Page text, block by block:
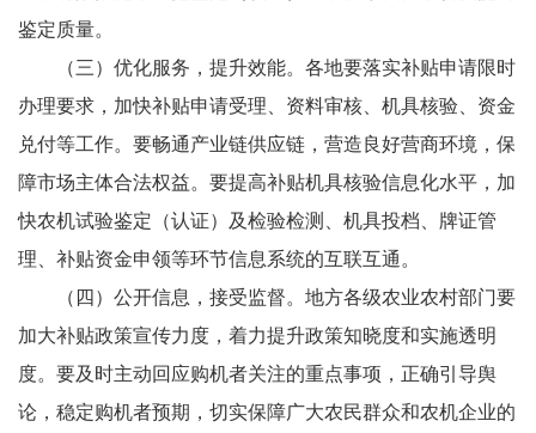
鉴定质量。
（三）优化服务，提升效能。各地要落实补贴申请限时
办理要求，加快补贴申请受理、资料审核、机具核验、资金
兑付等工作。要畅通产业链供应链，营造良好营商环境，保
障市场主体合法权益。要提高补贴机具核验信息化水平，加
快农机试验鉴定（认证）及检验检测、机具投档、牌证管
理、补贴资金申领等环节信息系统的互联互通。
（四）公开信息，接受监督。地方各级农业农村部门要
加大补贴政策宣传力度，着力提升政策知晓度和实施透明
度。要及时主动回应购机者关注的重点事项，正确引导舆
论，稳定购机者预期，切实保障广大农民群众和农机企业的